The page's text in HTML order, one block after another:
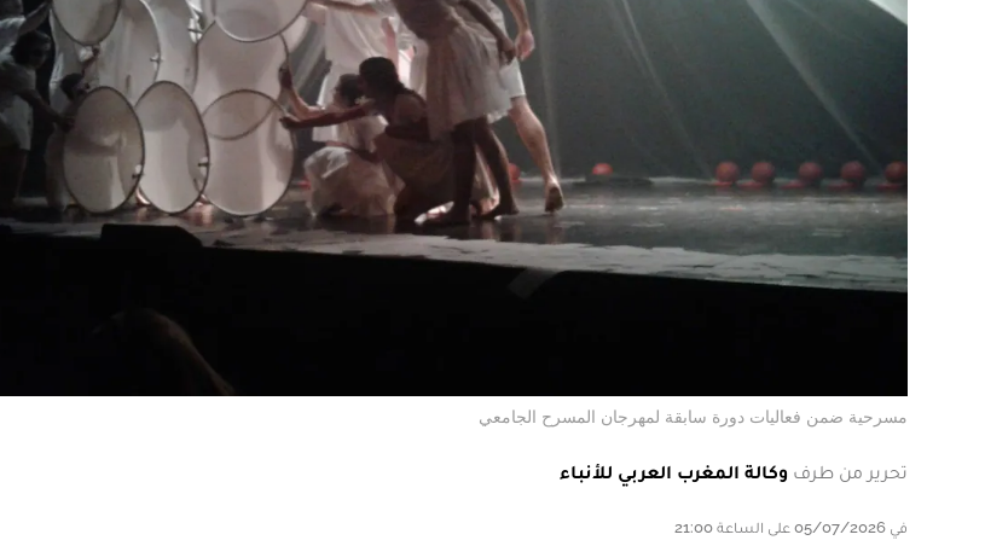
مسرحية ضمن فعاليات دورة سابقة لمهرجان المسرح الجامعي
تحرير من طرف وكالة المغرب العربي للأنباء
في 05/07/2026 على الساعة 21:00